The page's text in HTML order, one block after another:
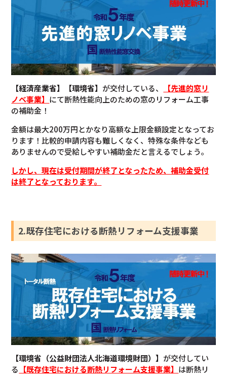
【経済産業省】【環境省】 が交付している、
【先進的窓リ
ノベ事業】 にて断熱性能向上のための窓のリフォーム工事
の補助金！
金額は最大200万円とかなり高額な上限金額設定となってお
ります！比較的申請内容も難しくなく、特殊な条件なども
ありませんので受給しやすい補助金だと言えるでしょう。
しかし、現在は受付期間が終了となったため、補助金受付
は終了となっております。
2.既存住宅における断熱リフォーム支援事業
【環境省（公益財団法人北海道環境財団）】 が交付してい
る 【既存住宅における断熱リフォーム支援事業】 は断熱リ